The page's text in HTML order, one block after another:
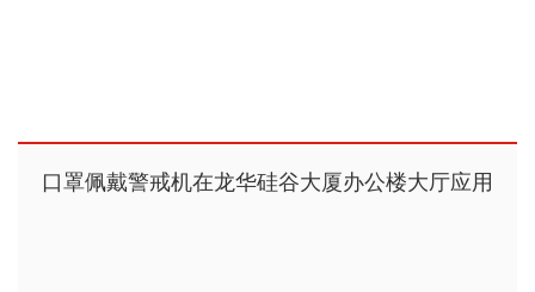
口罩佩戴警戒机在龙华硅谷大厦办公楼大厅应用